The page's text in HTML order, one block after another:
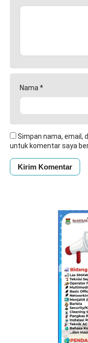
Nama *
Simpan nama, email,
untuk komentar saya